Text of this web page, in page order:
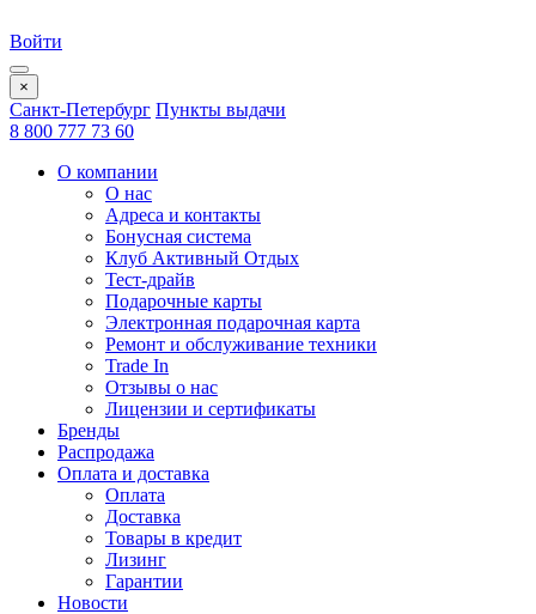
Войти
×
Санкт-Петербург Пункты выдачи
8 800 777 73 60
О компании
О нас
Адреса и контакты
Бонусная система
Клуб Активный Отдых
Тест-драйв
Подарочные карты
Электронная подарочная карта
Ремонт и обслуживание техники
Trade In
Отзывы о нас
Лицензии и сертификаты
Бренды
Распродажа
Оплата и доставка
Оплата
Доставка
Товары в кредит
Лизинг
Гарантии
Новости